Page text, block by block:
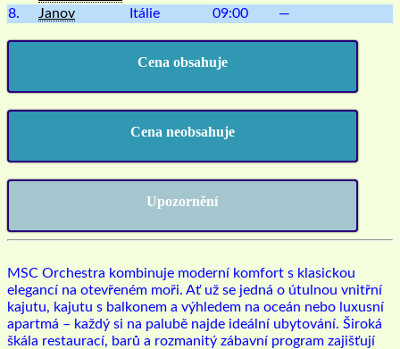
8.
Janov Itálie 09:00 —
Cena obsahuje
Cena neobsahuje
Upozornění
MSC Orchestra kombinuje moderní komfort s klasickou
elegancí na otevřeném moři. Ať už se jedná o útulnou vnitřní
kajutu, kajutu s balkonem a výhledem na oceán nebo luxusní
apartmá – každý si na palubě najde ideální ubytování. Široká
škála restaurací, barů a rozmanitý zábavní program zajišťují